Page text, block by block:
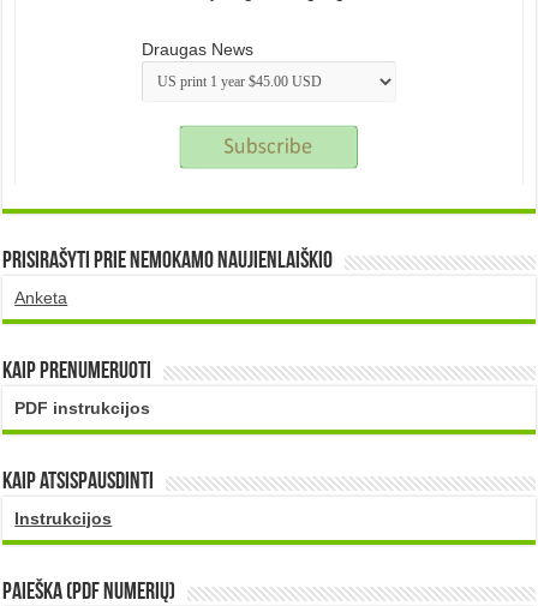
Draugas News
Prisirašyti prie nemokamo naujienlaiškio
Anketa
Kaip prenumeruoti
PDF instrukcijos
Kaip atsispausdinti
Instrukcijos
PAIEŠKA (PDF numerių)